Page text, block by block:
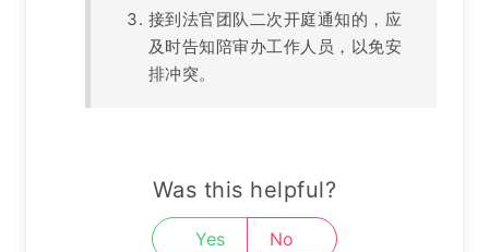
接到法官团队二次开庭通知的，应
及时告知陪审办工作人员，以免安
排冲突。
Was this helpful?
Yes No